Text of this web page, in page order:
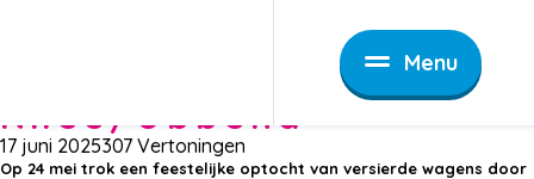
Menu
Optocht van versierde
Rhee/Ubbena
17 juni 2025307 Vertoningen
Op 24 mei trok een feestelijke optocht van versierde wagens door